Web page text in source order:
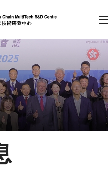
键）
会员登录
A EN 繁 简